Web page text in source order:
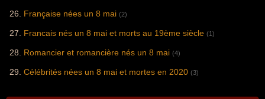
Française nées un 8 mai (2)
Francais nés un 8 mai et morts au 19ème siècle (1)
Romancier et romancière nés un 8 mai (4)
Célébrités nées un 8 mai et mortes en 2020 (3)